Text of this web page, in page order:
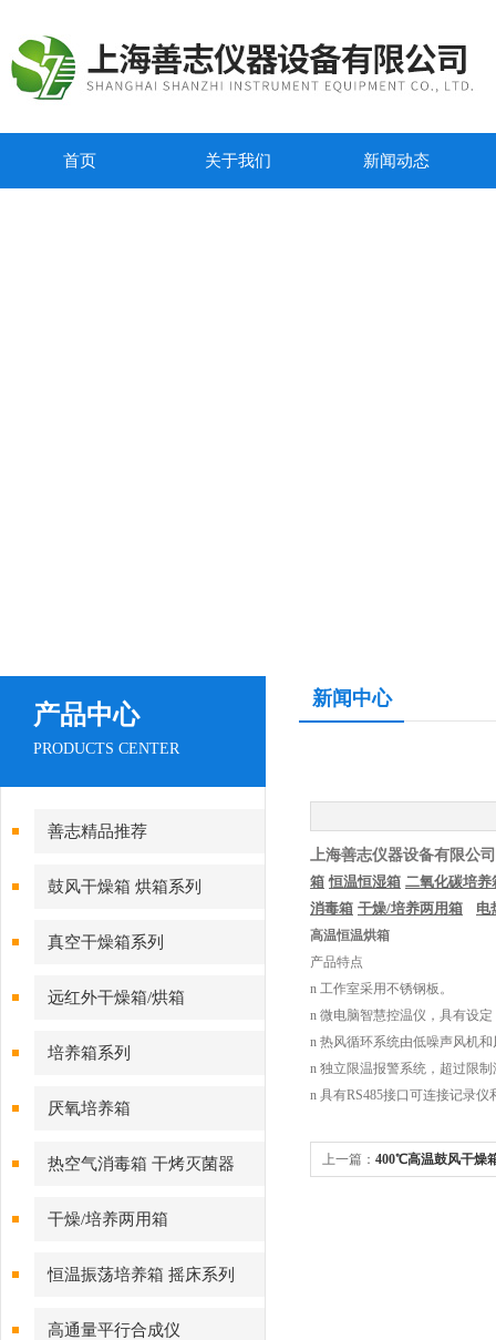
首页 关于我们 新闻动态
产品中心
PRODUCTS CENTER
善志精品推荐
鼓风干燥箱 烘箱系列
真空干燥箱系列
远红外干燥箱/烘箱
培养箱系列
厌氧培养箱
热空气消毒箱 干烤灭菌器
干燥/培养两用箱
恒温振荡培养箱 摇床系列
高通量平行合成仪
新闻中心
上海善志仪器设备有限公
箱 恒温恒湿箱 二氧化碳培养
消毒箱 干燥/培养两用箱 电
高温恒温烘箱
产品特点
n 工作室采用不锈钢板。
n 微电脑智慧控温仪，具有设
n 热风循环系统由低噪声风机
n 独立限温报警系统，超过限
n 具有RS485接口可连接记录
上一篇： 400℃高温鼓风干燥